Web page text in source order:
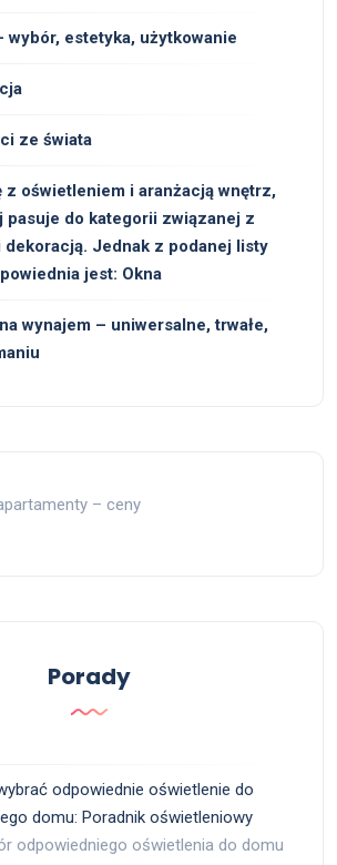
wybór, estetyka, użytkowanie
ze świata
z oświetleniem i aranżacją wnętrz,
pasuje do kategorii związanej z
dekoracją. Jednak z podanej listy
jest: Okna
wynajem – uniwersalne, trwałe,
– ceny
Porady
odpowiednie oświetlenie do
domu: Poradnik oświetleniowy
odpowiedniego oświetlenia do domu